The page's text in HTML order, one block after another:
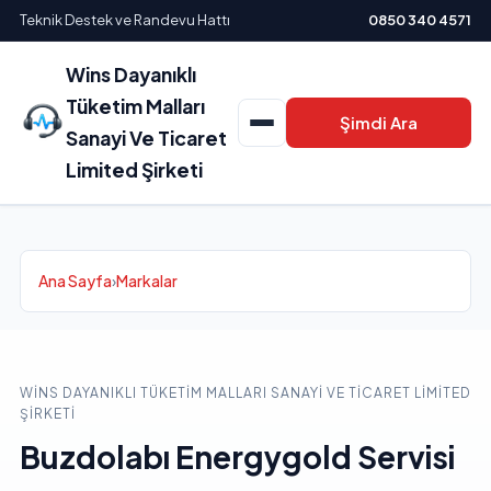
Teknik Destek ve Randevu Hattı 0850 340 4571
Wins Dayanıklı
Tüketim Malları
Sanayi Ve Ticaret
Limited Şirketi
Şimdi Ara
Ana Sayfa›Markalar
WINS DAYANIKLI TÜKETIM MALLARI SANAYI VE TICARET LIMITED
ŞIRKETI
Buzdolabı Energygold Servisi